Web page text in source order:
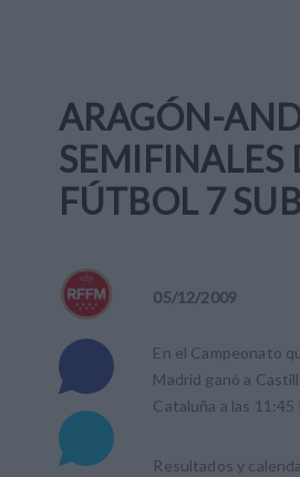
ARAGÓN-
SEMIFINALES
FÚTBOL 7
05/12/2009
En el Campeonato
Madrid ganó a
Cataluña a las
Resultados y